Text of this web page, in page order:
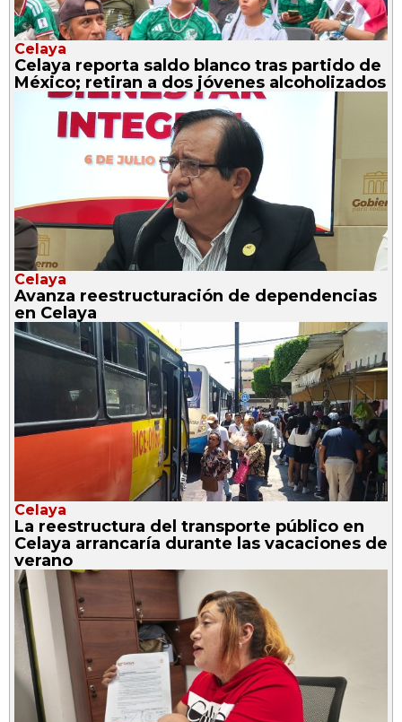
Celaya
Celaya reporta saldo blanco tras partido de
México; retiran a dos jóvenes alcoholizados
Celaya
Avanza reestructuración de dependencias
en Celaya
Celaya
La reestructura del transporte público en
Celaya arrancaría durante las vacaciones de
verano